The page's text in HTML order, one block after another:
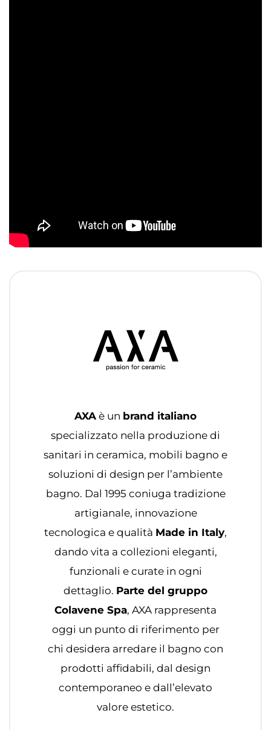
AXA è un brand italiano
specializzato nella produzione di
sanitari in ceramica, mobili bagno e
soluzioni di design per l’ambiente
bagno. Dal 1995 coniuga tradizione
artigianale, innovazione
tecnologica e qualità Made in Italy,
dando vita a collezioni eleganti,
funzionali e curate in ogni
dettaglio. Parte del gruppo
Colavene Spa, AXA rappresenta
oggi un punto di riferimento per
chi desidera arredare il bagno con
prodotti affidabili, dal design
contemporaneo e dall’elevato
valore estetico.